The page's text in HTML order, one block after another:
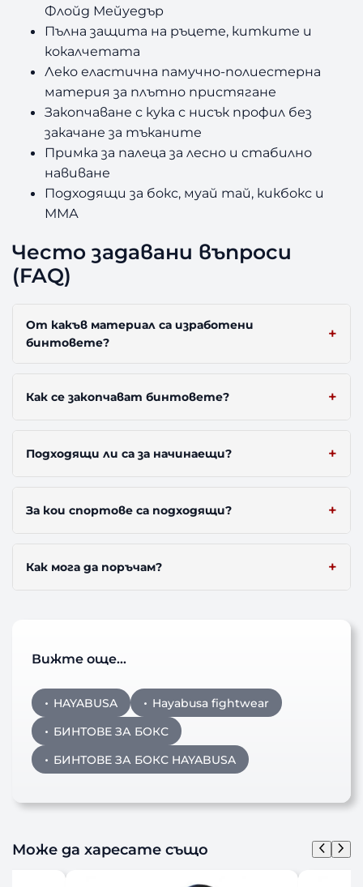
Флойд Мейуедър
Пълна защита на ръцете, китките и
кокалчетата
Леко еластична памучно-полиестерна
материя за плътно пристягане
Закопчаване с кука с нисък профил без
закачане за тъканите
Примка за палеца за лесно и стабилно
навиване
Подходящи за бокс, муай тай, кикбокс и
ММА
Често задавани въпроси
(FAQ)
От какъв материал са изработени
бинтовете?
Как се закопчават бинтовете?
Подходящи ли са за начинаещи?
За кои спортове са подходящи?
Как мога да поръчам?
Вижте още…
HAYABUSA
Hayabusa fightwear
БИНТОВЕ ЗА БОКС
БИНТОВЕ ЗА БОКС HAYABUSA
Може да харесате също